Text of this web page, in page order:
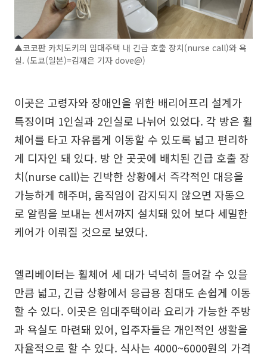
▲코코판 카치도키의 임대주택 내 긴급 호출 장치(nurse call)와 욕
실. (도쿄(일본)=김재은 기자 dove@)
이곳은 고령자와 장애인을 위한 배리어프리 설계가
특징이며 1인실과 2인실로 나뉘어 있었다. 각 방은 휠
체어를 타고 자유롭게 이동할 수 있도록 넓고 편리하
게 디자인 돼 있다. 방 안 곳곳에 배치된 긴급 호출 장
치(nurse call)는 긴박한 상황에서 즉각적인 대응을
가능하게 해주며, 움직임이 감지되지 않으면 자동으
로 알림을 보내는 센서까지 설치돼 있어 보다 세밀한
케어가 이뤄질 것으로 보였다.
엘리베이터는 휠체어 세 대가 넉넉히 들어갈 수 있을
만큼 넓고, 긴급 상황에서 응급용 침대도 손쉽게 이동
할 수 있다. 이곳은 임대주택이라 요리가 가능한 주방
과 욕실도 마련돼 있어, 입주자들은 개인적인 생활을
자율적으로 할 수 있다. 식사는 4000~6000원의 가격